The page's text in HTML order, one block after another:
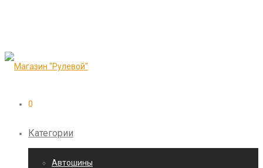
0
Категории
Автошины